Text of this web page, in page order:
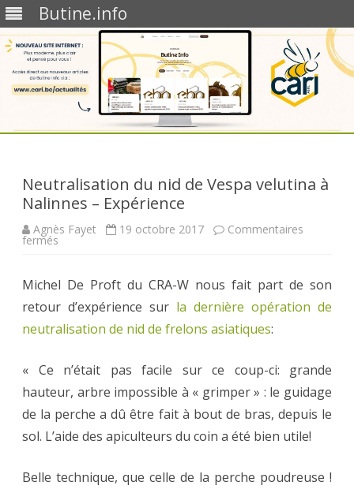
Butine.info
Neutralisation du nid de Vespa velutina à
Nalinnes – Expérience
Agnès Fayet 19 octobre 2017 Commentaires
fermés
de
Vespa
velutina
Nalinnes
–
Michel De Proft du CRA-W nous fait part de son
retour d’expérience sur la dernière opération de
neutralisation de nid de frelons asiatiques:
« Ce n’était pas facile sur ce coup-ci: grande
hauteur, arbre impossible à « grimper » : le guidage
de la perche a dû être fait à bout de bras, depuis le
sol. L’aide des apiculteurs du coin a été bien utile!
Belle technique, que celle de la perche poudreuse !